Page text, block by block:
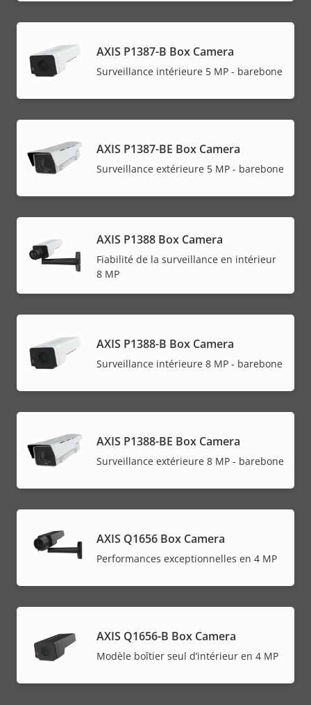
AXIS P1387-B Box Camera
Surveillance intérieure 5 MP - barebone
AXIS P1387-BE Box Camera
Surveillance extérieure 5 MP - barebone
AXIS P1388 Box Camera
Fiabilité de la surveillance en intérieur
8 MP
AXIS P1388-B Box Camera
Surveillance intérieure 8 MP - barebone
AXIS P1388-BE Box Camera
Surveillance extérieure 8 MP - barebone
AXIS Q1656 Box Camera
Performances exceptionnelles en 4 MP
AXIS Q1656-B Box Camera
Modèle boîtier seul d’intérieur en 4 MP